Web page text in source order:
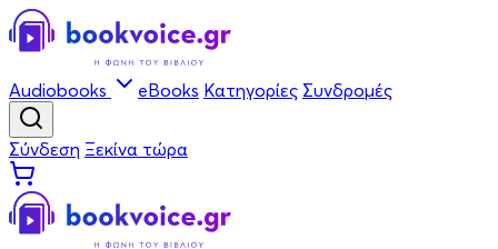
Audiobooks eBooks Κατηγορίες Συνδρομές
Σύνδεση Ξεκίνα τώρα